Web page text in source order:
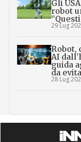
Gli
robot
29 Lug
Robot,
AI
guida
da
28 Lug